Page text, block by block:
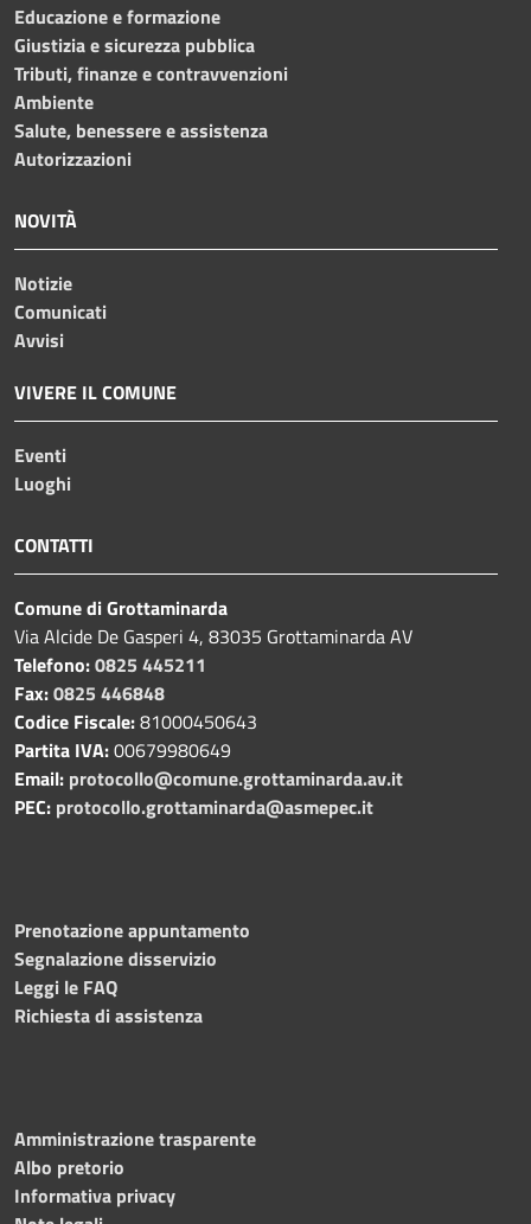
Educazione e formazione
Giustizia e sicurezza pubblica
Tributi, finanze e contravvenzioni
Ambiente
Salute, benessere e assistenza
Autorizzazioni
NOVITÀ
Notizie
Comunicati
Avvisi
VIVERE IL COMUNE
Eventi
Luoghi
CONTATTI
Comune di Grottaminarda
Via Alcide De Gasperi 4, 83035 Grottaminarda AV
Telefono:0825 445211
Fax:0825 446848
Codice Fiscale:81000450643
Partita IVA:00679980649
Email: protocollo@comune.grottaminarda.av.it
PEC: protocollo.grottaminarda@asmepec.it
Prenotazione appuntamento
Segnalazione disservizio
Leggi le FAQ
Richiesta di assistenza
Amministrazione trasparente
Albo pretorio
Informativa privacy